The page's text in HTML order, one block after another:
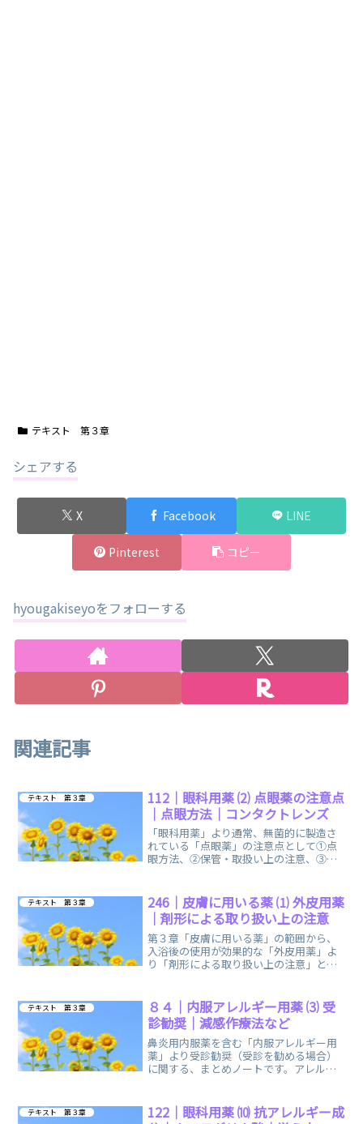
テキスト 第３章
シェアする
X Facebook LINE
Pinterest コピー
hyougakiseyoをフォローする
関連記事
テキスト 第３章
112｜眼科用薬 ⑵ 点眼薬の注意点
｜点眼方法｜コンタクトレンズ
「眼科用薬」より通常、無菌的に製造さ
れている「点眼薬」の注意点として①点
眼方法、②保管・取扱い上の注意、③コ
テキスト 第３章
246｜皮膚に用いる薬 ⑴ 外皮用薬
｜剤形による取り扱い上の注意
第３章「皮膚に用いる薬」の範囲から、
入浴後の使用が効果的な「外皮用薬」よ
り「剤形による取り扱い上の注意」と
テキスト 第３章
８４｜内服アレルギー用薬 ⑶ 受
診勧奨｜減感作療法など
鼻炎用内服薬を含む「内服アレルギー用
薬」より受診勧奨（受診を勧める場合）
に関する、まとめノートです。アレルゲ
テキスト 第３章
122｜眼科用薬 ⑽ 抗アレルギー成